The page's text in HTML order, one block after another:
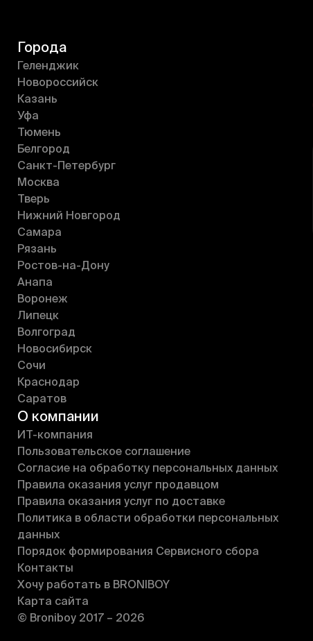
Города
Геленджик
Новороссийск
Казань
Уфа
Тюмень
Белгород
Санкт-Петербург
Москва
Тверь
Нижний Новгород
Самара
Рязань
Ростов-на-Дону
Анапа
Воронеж
Липецк
Волгоград
Новосибирск
Сочи
Краснодар
Саратов
О компании
ИT-компания
Пользовательское соглашение
Согласие на обработку персональных данных
Правила оказания услуг продавцом
Правила оказания услуг по доставке
Политика в области обработки персональных
данных
Порядок формирования Сервисного сбора
Контакты
Хочу работать в BRONIBOY
Карта сайта
© Broniboy 2017 – 2026